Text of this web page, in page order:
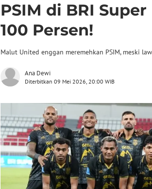
PSIM di BRI
100 Persen!
Malut United enggan meremehkan PSIM, meski
Ana Dewi
Diterbitkan 09 Mei 2026, 20:00 WIB